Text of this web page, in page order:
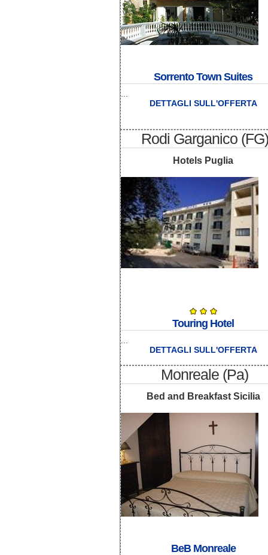
Sorrento Town Suites
DETTAGLI SULL'OFFERTA
Rodi Garganico (FG)
Hotels Puglia
Touring Hotel
DETTAGLI SULL'OFFERTA
Monreale (Pa)
Bed and Breakfast Sicilia
BeB Monreale